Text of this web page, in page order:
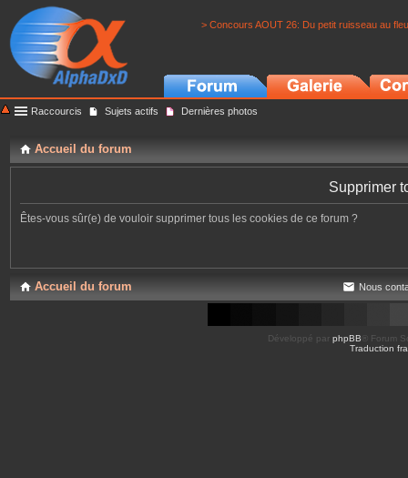
> Concours AOUT 26: Du petit ruisseau au
Raccourcis Sujets actifs Dernières photos
Accueil du forum
Supprimer
Êtes-vous sûr(e) de vouloir supprimer tous les cookies de ce forum ?
Accueil du forum Nous
Développé par phpBB ® Forum
Traduction